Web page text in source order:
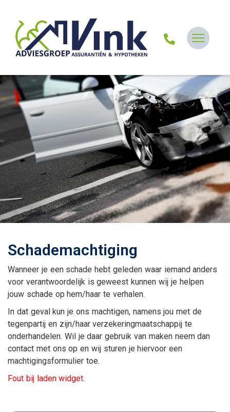
Schademachtiging
Wanneer je een schade hebt geleden waar iemand anders
voor verantwoordelijk is geweest kunnen wij je helpen
jouw schade op hem/haar te verhalen.
In dat geval kun je ons machtigen, namens jou met de
tegenpartij en zijn/haar verzekeringmaatschappij te
onderhandelen. Wil je daar gebruik van maken neem dan
contact met ons op en wij sturen je hiervoor een
machtigingsformulier toe.
Fout bij laden widget.